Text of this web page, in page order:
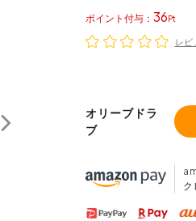
36
ポイント
レビ
オリーブドラ
ブ
ク